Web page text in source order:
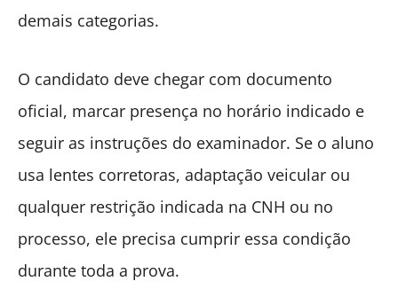
demais categorias.
O candidato deve chegar com documento
oficial, marcar presença no horário indicado e
seguir as instruções do examinador. Se o aluno
usa lentes corretoras, adaptação veicular ou
qualquer restrição indicada na CNH ou no
processo, ele precisa cumprir essa condição
durante toda a prova.